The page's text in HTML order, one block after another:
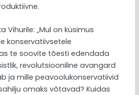
Vihurile: „Mul on küsimus
konservatiivsetele
te soovite tõesti edendada
revolutsiooniline avangard
ja mille peavoolukonservatiivid
omaks võtavad? Kuidas